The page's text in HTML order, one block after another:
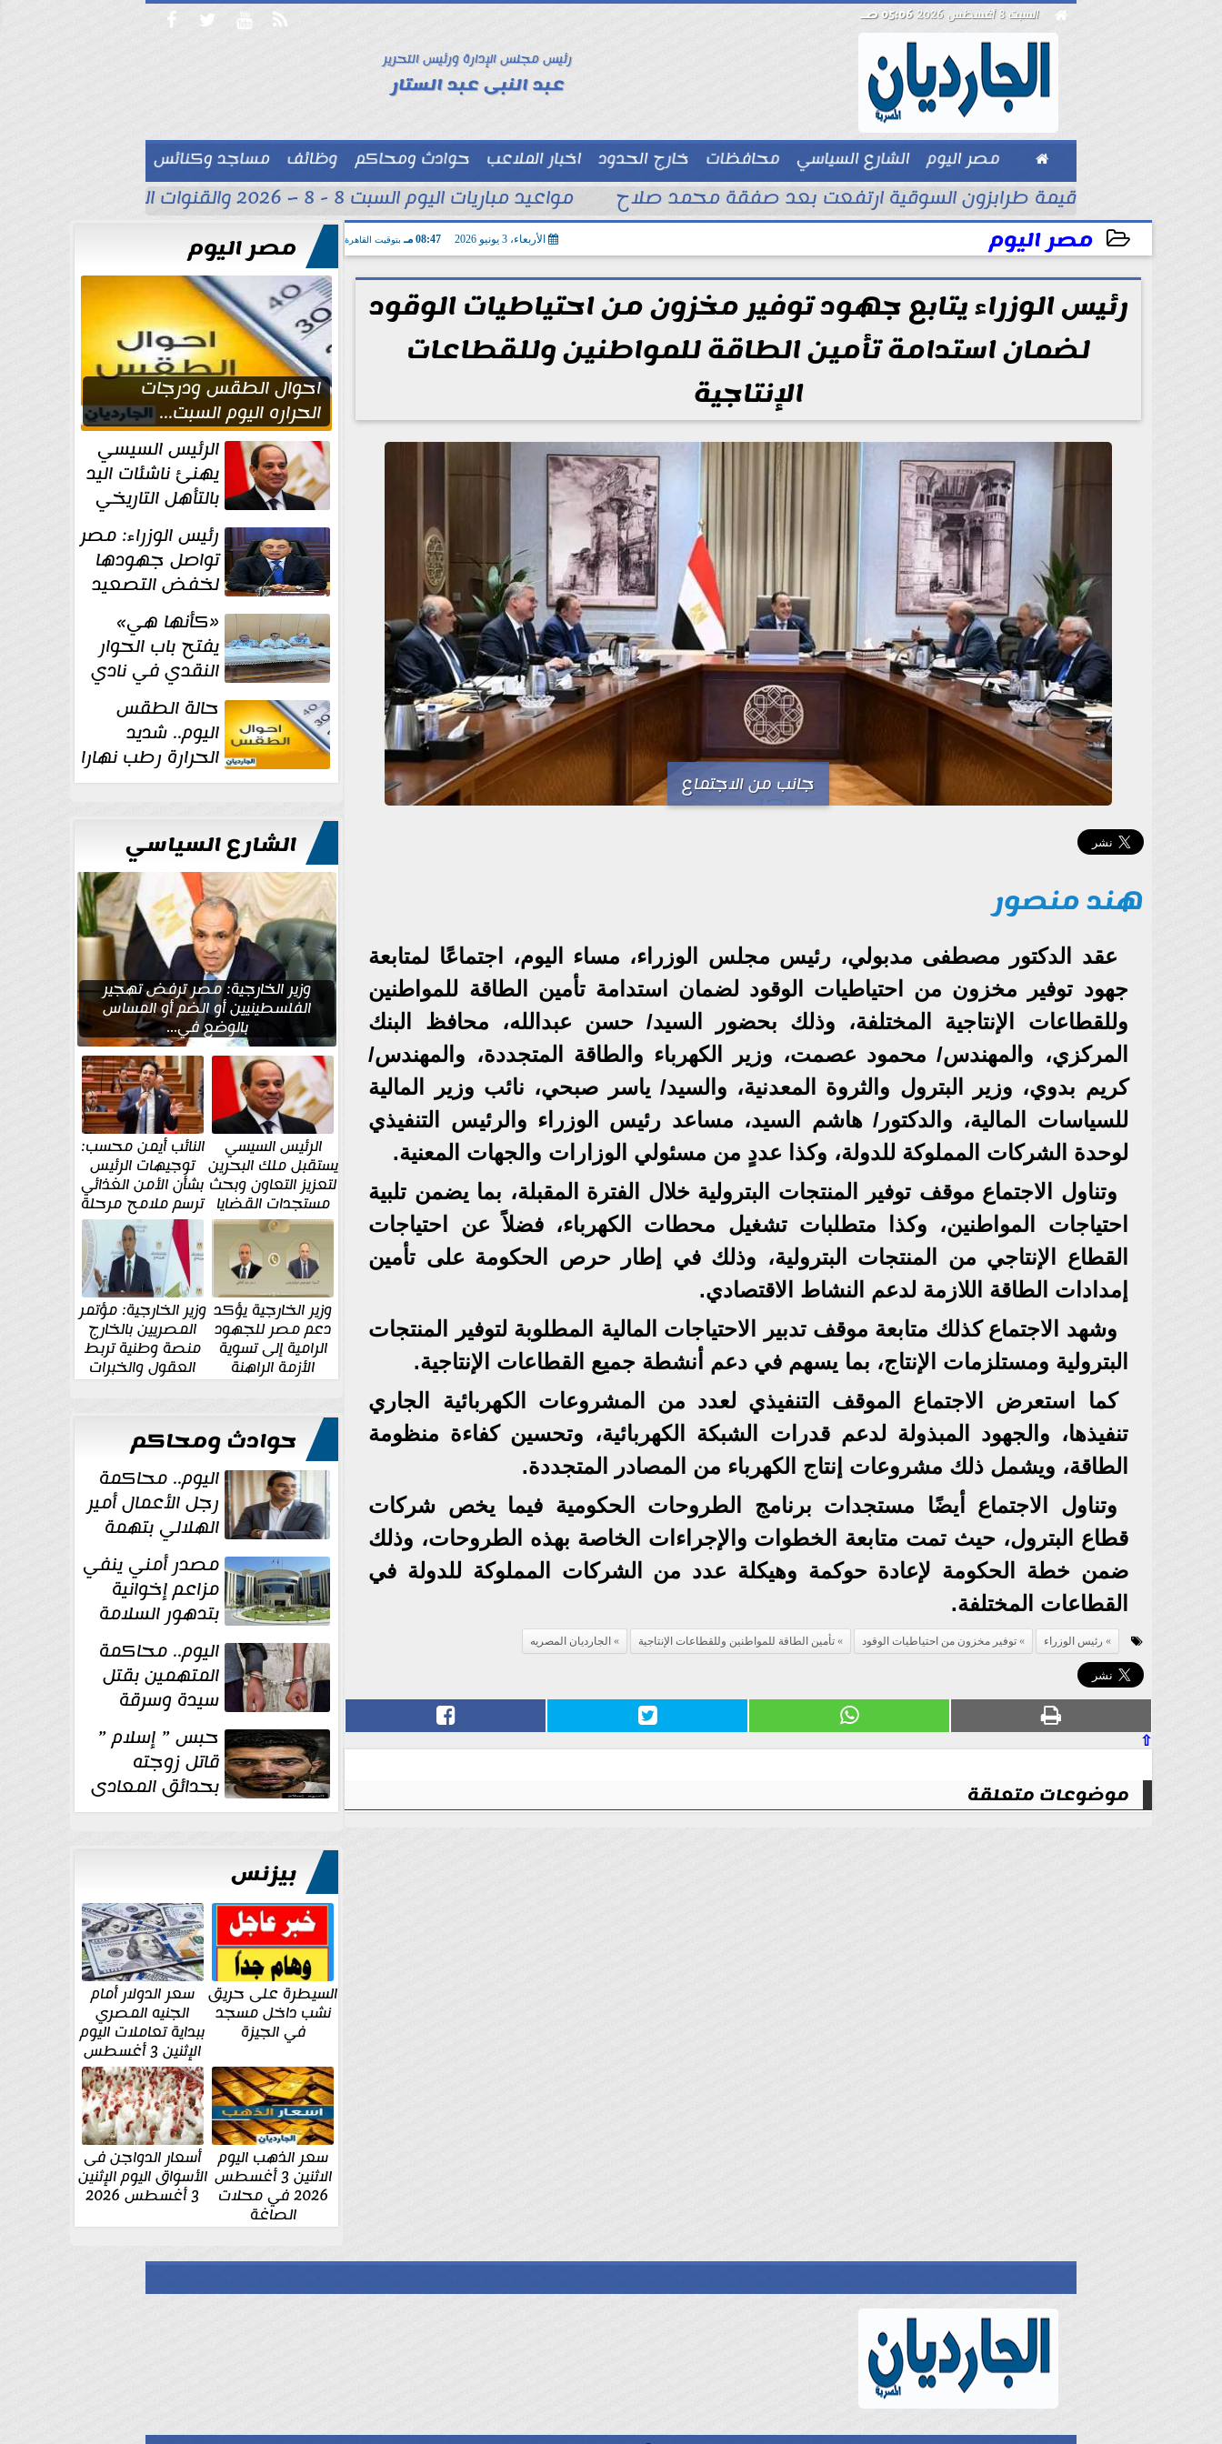
   
 السبت 8 أغسطس 2026 05:06 صـ
رئيس مجلس الإدارة ورئيس التحرير
عبد النبى عبد الستار
 مصر اليوم الشارع السياسي محافظات خارج الحدود اخبار الملاعب حوادث ومحاكم وظائف
مساجد وكنائس
بيزنس
توك شو  قيمة طرابزون السوقية ارتفعت بعد صفقة محمد صلاح مواعيد مباريات اليوم السبت 8 - 8 – 2026 والقنوات الناقلة
مصر اليوم الأربعاء، 3 يونيو 2026 08:47 مـ بتوقيت القاهرة
2026-06-03 20:47:47
رئيس الوزراء يتابع جهود توفير مخزون من احتياطيات الوقود
لضمان استدامة تأمين الطاقة للمواطنين وللقطاعات
الإنتاجية
جانب من الاجتماع
هند منصور
عقد الدكتور مصطفى مدبولي، رئيس مجلس الوزراء، مساء اليوم، اجتماعًا لمتابعة
جهود توفير مخزون من احتياطيات الوقود لضمان استدامة تأمين الطاقة للمواطنين
وللقطاعات الإنتاجية المختلفة، وذلك بحضور السيد/ حسن عبدالله، محافظ البنك
المركزي، والمهندس/ محمود عصمت، وزير الكهرباء والطاقة المتجددة، والمهندس/
كريم بدوي، وزير البترول والثروة المعدنية، والسيد/ ياسر صبحي، نائب وزير المالية
للسياسات المالية، والدكتور/ هاشم السيد، مساعد رئيس الوزراء والرئيس التنفيذي
لوحدة الشركات المملوكة للدولة، وكذا عددٍ من مسئولي الوزارات والجهات المعنية.
وتناول الاجتماع موقف توفير المنتجات البترولية خلال الفترة المقبلة، بما يضمن تلبية
احتياجات المواطنين، وكذا متطلبات تشغيل محطات الكهرباء، فضلاً عن احتياجات
القطاع الإنتاجي من المنتجات البترولية، وذلك في إطار حرص الحكومة على تأمين
إمدادات الطاقة اللازمة لدعم النشاط الاقتصادي.
وشهد الاجتماع كذلك متابعة موقف تدبير الاحتياجات المالية المطلوبة لتوفير المنتجات
البترولية ومستلزمات الإنتاج، بما يسهم في دعم أنشطة جميع القطاعات الإنتاجية.
كما استعرض الاجتماع الموقف التنفيذي لعدد من المشروعات الكهربائية الجاري
تنفيذها، والجهود المبذولة لدعم قدرات الشبكة الكهربائية، وتحسين كفاءة منظومة
الطاقة، ويشمل ذلك مشروعات إنتاج الكهرباء من المصادر المتجددة.
وتناول الاجتماع أيضًا مستجدات برنامج الطروحات الحكومية فيما يخص شركات
قطاع البترول، حيث تمت متابعة الخطوات والإجراءات الخاصة بهذه الطروحات، وذلك
ضمن خطة الحكومة لإعادة حوكمة وهيكلة عدد من الشركات المملوكة للدولة في
القطاعات المختلفة.
رئيس الوزراء توفير مخزون من احتياطيات الوقود تأمين الطاقة للمواطنين وللقطاعات الإنتاجية الجارديان المصريه
⇧
موضوعات متعلقة
مصر اليوم
احوال الطقس ودرجات
الحراره اليوم السبت...
العظمى في القاهره 36
درجة الرئيس السيسي
يهنئ ناشئات اليد
بالتأهل التاريخي
إلى نصف نهائي
كأس العالم رئيس الوزراء: مصر
تواصل جهودها
لخفض التصعيد
والحفاظ على
الاستقرار الإقليمي«كأنها هي»
يفتح باب الحوار
النقدي في نادي
أدب مصر الجديدة
حالة الطقس
اليوم.. شديد
الحرارة رطب نهارا
مائل للحرارة رطب
الشارع السياسي
وزير الخارجية: مصر ترفض تهجير
الفلسطينيين أو الضم أو المساس
بالوضع في...
الرئيس السيسي
يستقبل ملك البحرين
لتعزيز التعاون وبحث
مستجدات القضايا
الإقليمية والدولية
النائب أيمن محسب:
توجيهات الرئيس
بشأن الأمن الغذائي
ترسم ملامح مرحلة
جديدة
وزير الخارجية يؤكد
دعم مصر للجهود
الرامية إلى تسوية
الأزمة الراهنة
وزير الخارجية: مؤتمر
المصريين بالخارج
منصة وطنية تربط
العقول والخبرات
المصرية بالدولة
حوادث ومحاكم
اليوم.. محاكمة
رجل الأعمال أمير
الهلالي بتهمة
غسل الأموال
مصدر أمني ينفي
مزاعم إخوانية
بتدهور السلامة
الإنشائية لأحد
مراكز الإصلاح والتأهيل
اليوم.. محاكمة
المتهمين بقتل
سيدة وسرقة
ذهبها في بولاق
الدكرور حبس ” إسلام ”
قاتل زوجته
بحدائق المعادى
١٥ يوم أخرى
بيزنس
السيطرة على حريق
نشب داخل مسجد
في الجيزة
سعر الدولار أمام
الجنيه المصري
ببداية تعاملات اليوم
الإثنين 3 أغسطس
سعر الذهب اليوم
الاثنين 3 أغسطس
2026 في محلات
الصاغة
أسعار الدواجن فى
الأسواق اليوم الإثنين
3 أغسطس 2026